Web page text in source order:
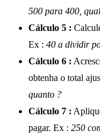
500 para 400,
Cálculo 5 :
Ex : 40 a dividir
Cálculo 6 :
obtenha o total
quanto ?
Cálculo 7 :
pagar. Ex : 250